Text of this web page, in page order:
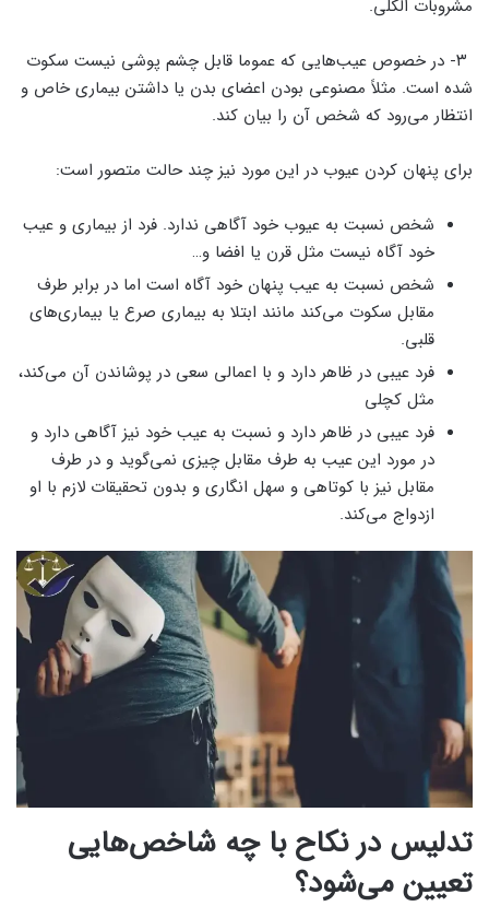
مشروبات الکلی.
۳- در خصوص عیب‌هایی که عموما قابل چشم پوشی نیست سکوت
شده است. مثلاً مصنوعی بودن اعضای بدن یا داشتن بیماری خاص و
انتظار می‌رود که شخص آن را بیان کند.
برای پنهان کردن عیوب در این مورد نیز چند حالت متصور است:
شخص نسبت به عیوب خود آگاهی ندارد. فرد از بیماری و عیب
خود آگاه نیست مثل قرن یا افضا و…
شخص نسبت به عیب پنهان خود آگاه است اما در برابر طرف
مقابل سکوت می‌کند مانند ابتلا به بیماری صرع یا بیماری‌های
قلبی.
فرد عیبی در ظاهر دارد و با اعمالی سعی در پوشاندن آن می‌کند،
مثل کچلی
فرد عیبی در ظاهر دارد و نسبت به عیب خود نیز آگاهی دارد و
در مورد این عیب به طرف مقابل چیزی نمی‌گوید و در طرف
مقابل نیز با کوتاهی و سهل انگاری و بدون تحقیقات لازم با او
ازدواج می‌کند.
تدلیس در نکاح با چه شاخص‌هایی
تعیین می‌شود؟